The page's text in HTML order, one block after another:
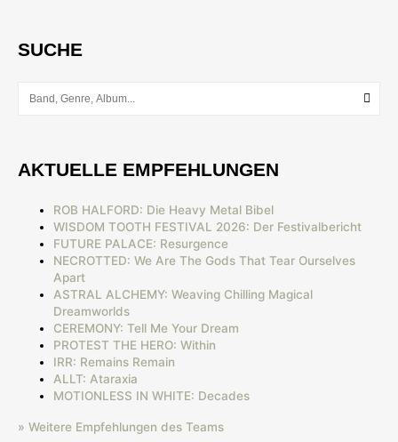
SUCHE
AKTUELLE EMPFEHLUNGEN
ROB HALFORD: Die Heavy Metal Bibel
WISDOM TOOTH FESTIVAL 2026: Der Festivalbericht
FUTURE PALACE: Resurgence
NECROTTED: We Are The Gods That Tear Ourselves
Apart
ASTRAL ALCHEMY: Weaving Chilling Magical
Dreamworlds
CEREMONY: Tell Me Your Dream
PROTEST THE HERO: Within
IRR: Remains Remain
ALLT: Ataraxia
MOTIONLESS IN WHITE: Decades
» Weitere Empfehlungen des Teams